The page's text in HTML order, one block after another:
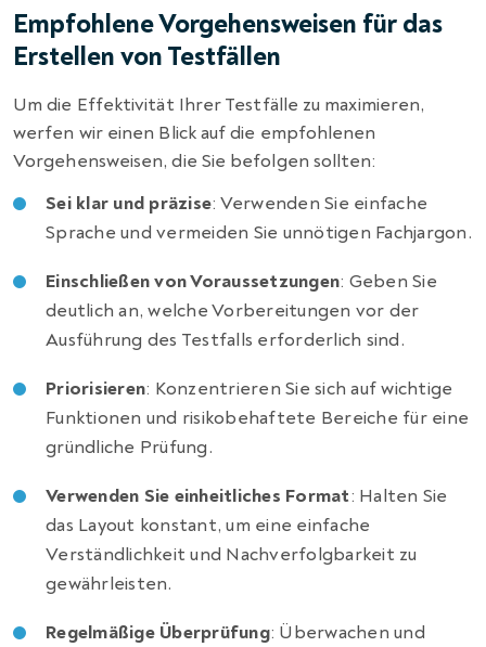
Empfohlene Vorgehensweisen für das
Erstellen von Testfällen
Um die Effektivität Ihrer Testfälle zu maximieren,
werfen wir einen Blick auf die empfohlenen
Vorgehensweisen, die Sie befolgen sollten:
Sei klar und präzise: Verwenden Sie einfache
Sprache und vermeiden Sie unnötigen Fachjargon.
Einschließen von Voraussetzungen: Geben Sie
deutlich an, welche Vorbereitungen vor der
Ausführung des Testfalls erforderlich sind.
Priorisieren: Konzentrieren Sie sich auf wichtige
Funktionen und risikobehaftete Bereiche für eine
gründliche Prüfung.
Verwenden Sie einheitliches Format: Halten Sie
das Layout konstant, um eine einfache
Verständlichkeit und Nachverfolgbarkeit zu
gewährleisten.
Regelmäßige Überprüfung: Überwachen und